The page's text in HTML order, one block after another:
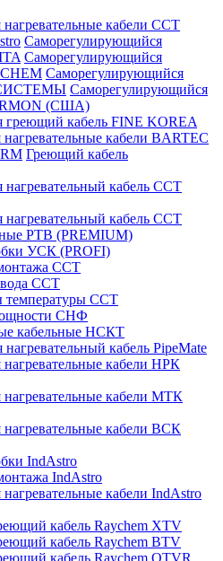
кабели ССТ
Саморегулирующийся
Саморегулирующийся
Саморегулирующийся
Саморегулирующийся
(США)
греющий кабель FINE KOREA
кабели BARTEC
Греющий кабель
кабель ССТ
кабель ССТ
РТВ (PREMIUM)
УСК (PROFI)
ССТ
ССТ
температуры ССТ
СНФ
кабельные НСКТ
кабель PipeMate
кабели НРК
кабели МТК
кабели ВСК
IndAstro
IndAstro
кабели IndAstro
кабель Raychem XTV
кабель Raychem BTV
кабель Raychem QTVR